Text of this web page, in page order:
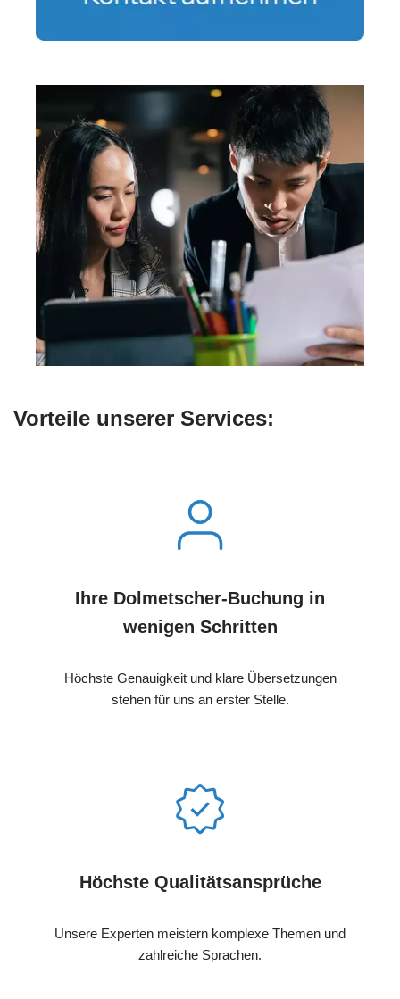
Vorteile unserer Services:
Ihre Dolmetscher-Buchung in
wenigen Schritten
Höchste Genauigkeit und klare Übersetzungen
stehen für uns an erster Stelle.
Höchste Qualitätsansprüche
Unsere Experten meistern komplexe Themen und
zahlreiche Sprachen.